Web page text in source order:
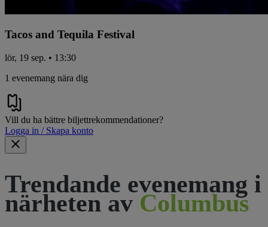
Tacos and Tequila Festival
lör, 19 sep. • 13:30
1 evenemang nära dig
Vill du ha bättre biljettrekommendationer?
Logga in / Skapa konto
Trendande evenemang i
närheten av Columbus